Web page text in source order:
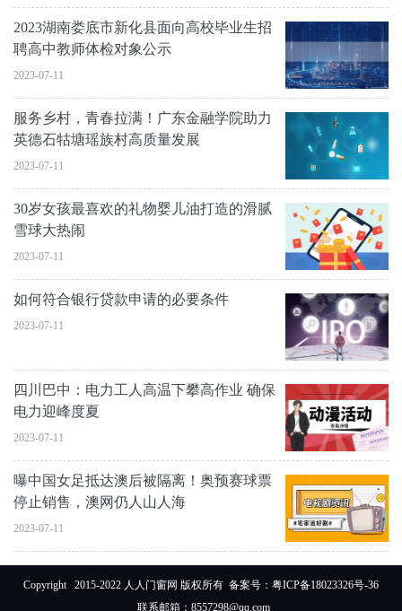
2023湖南娄底市新化县面向高校毕业生招
聘高中教师体检对象公示
2023-07-11
服务乡村，青春拉满！广东金融学院助力
英德石牯塘瑶族村高质量发展
2023-07-11
30岁女孩最喜欢的礼物婴儿油打造的滑腻
雪球大热闹
2023-07-11
如何符合银行贷款申请的必要条件
2023-07-11
四川巴中：电力工人高温下攀高作业 确保
电力迎峰度夏
2023-07-11
曝中国女足抵达澳后被隔离！奥预赛球票
停止销售，澳网仍人山人海
2023-07-11
Copyright 2015-2022 人人门窗网 版权所有 备案号： 粤ICP备18023326号-36
联系邮箱：8557298@qq.com